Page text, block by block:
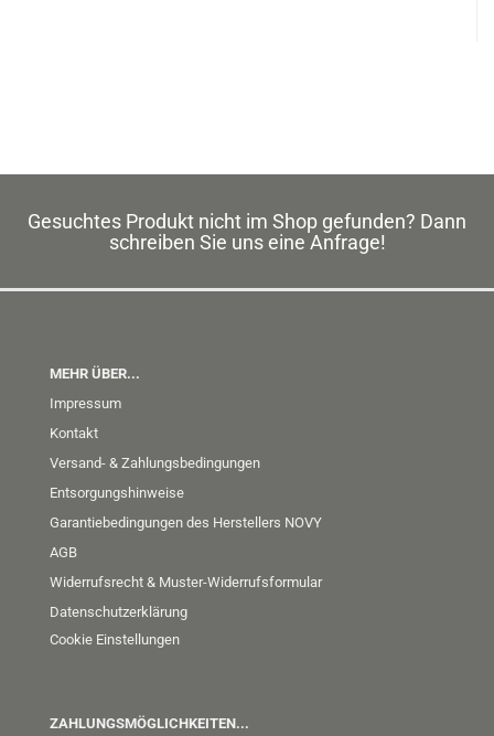
Gesuchtes Produkt nicht im Shop gefunden? Dann
schreiben Sie uns eine Anfrage!
MEHR ÜBER...
Impressum
Kontakt
Versand- & Zahlungsbedingungen
Entsorgungshinweise
Garantiebedingungen des Herstellers NOVY
AGB
Widerrufsrecht & Muster-Widerrufsformular
Datenschutzerklärung
Cookie Einstellungen
ZAHLUNGSMÖGLICHKEITEN...